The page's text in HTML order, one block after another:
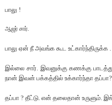
பாலு !
ஆஜர் சார்.
பாலு ஏன் நீ அவங்க கூட உட்கார்ந்திருக்க .
இல்லை சார். இவனுக்கு கணக்கு
நான் இவன் பக்கத்தில் உக்கார்ந்தா தப்பா?
தப்பா ? தீட்டு. என் தலைதான் உருளும்.